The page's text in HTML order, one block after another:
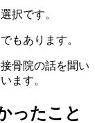
択です。
もあります。
骨院の話を聞い
ます。
ったこと